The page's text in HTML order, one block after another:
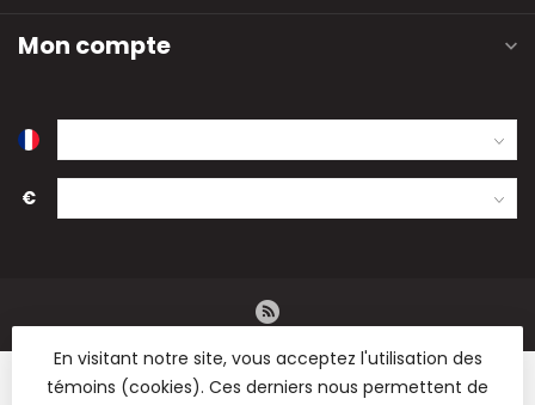
Mon compte
€
En visitant notre site, vous acceptez l'utilisation des
témoins (cookies). Ces derniers nous permettent de